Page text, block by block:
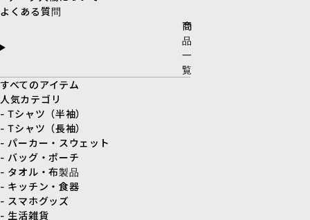
よくある質問
商
品
一
覧
すべてのアイテム
人気カテゴリ
- Tシャツ（半袖）
- Tシャツ（長袖）
- パーカー・スウェット
- バッグ・ポーチ
- タオル・布製品
- キッチン・食器
- スマホグッズ
- 生活雑貨